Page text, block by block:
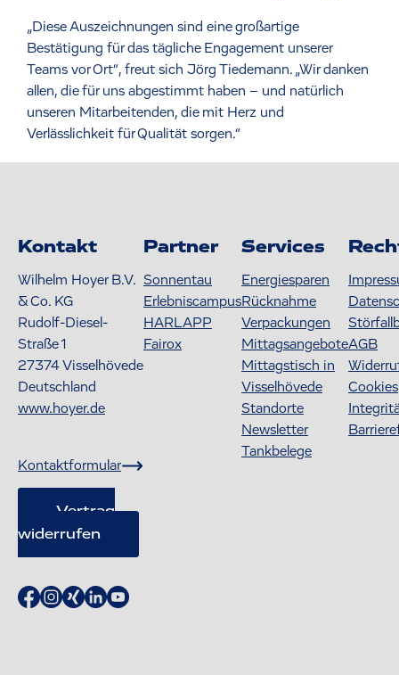
„Diese Auszeichnungen sind eine großartige
Bestätigung für das tägliche Engagement unserer
Teams vor Ort“, freut sich Jörg Tiedemann. „Wir danken
allen, die für uns abgestimmt haben – und natürlich
unseren Mitarbeitenden, die mit Herz und
Verlässlichkeit für Qualität sorgen.“
Kontakt
Wilhelm Hoyer B.V.
& Co. KG
Rudolf-Diesel-
Straße 1
27374Visselhövede
Deutschland
www.hoyer.de
Kontaktformular
Vertrag
widerrufen
Partner
Sonnentau
Erlebniscampus
HARLAPP
Fairox
Services
Energiesparen
Rücknahme
Verpackungen
Mittagsangebote
Mittagstisch in
Visselhövede
Standorte
Newsletter
Tankbelege
AGB
Cookies